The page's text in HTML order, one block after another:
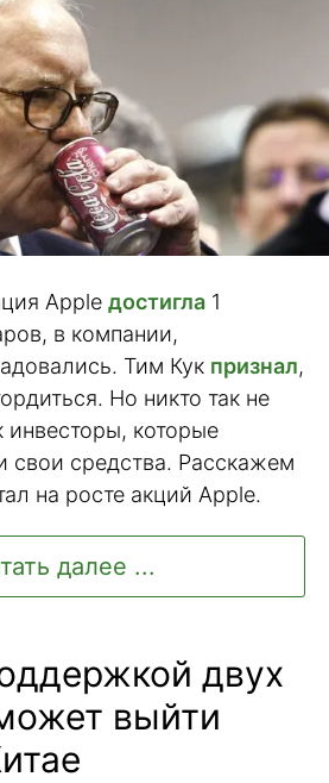
Apple достигла 1
в компании,
Тим Кук признал,
Но никто так не
инвесторы, которые
свои средства. Расскажем
на росте акций Apple.
далее ...
двух
выйти